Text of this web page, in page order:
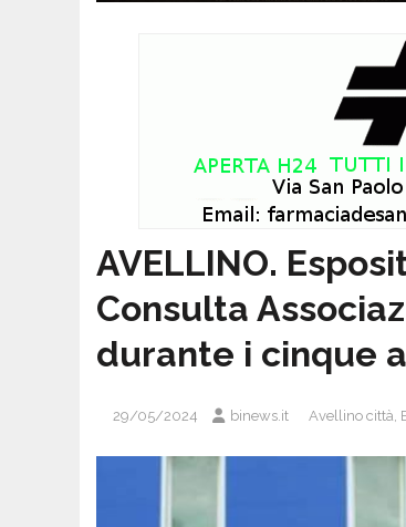
AVELLINO.
Consulta
durante i cinque
29/05/2024 binews.it Avellino città,